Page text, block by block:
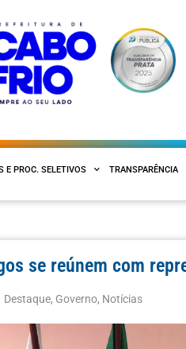
E PROC. SELETIVOS TRANSPARÊNCIA
se reúnem com
Destaque, Governo, Notícias